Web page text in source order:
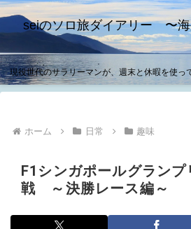
seiのソロ旅ダイアリー 〜
現役世代のサラリーマンが、週末と休暇を使っ
ホーム 日常 趣味
F1シンガポールグラン
戦 ～決勝レース編～